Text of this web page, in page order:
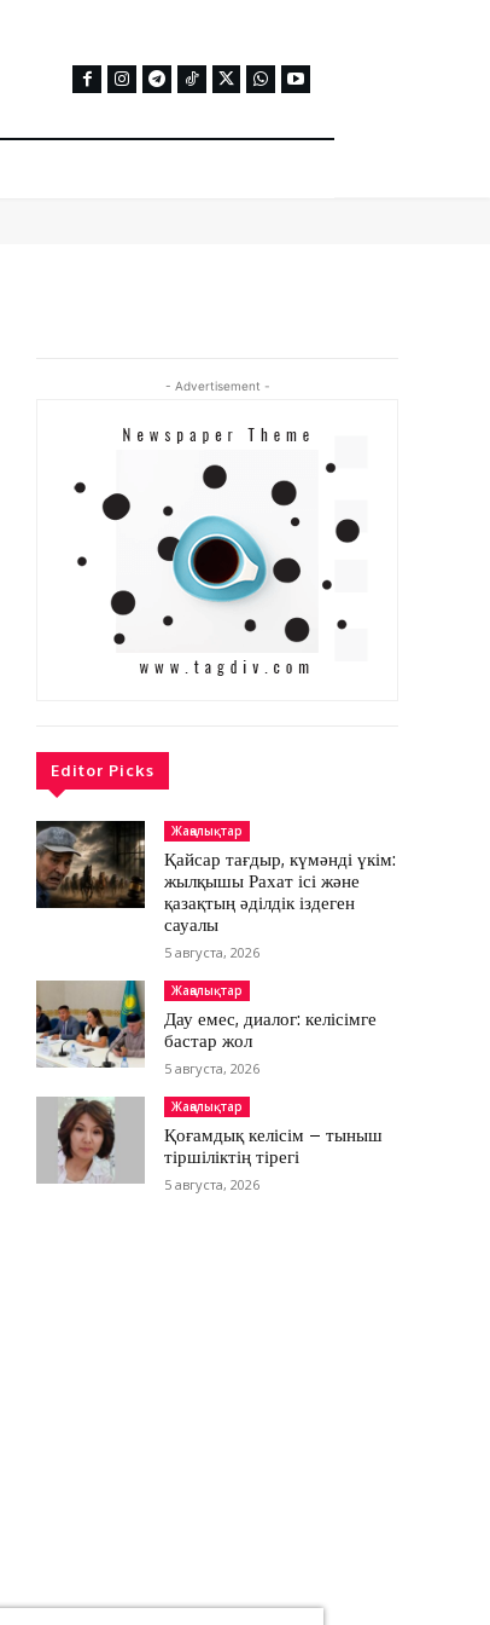
- Advertisement -
Editor Picks
Жаңалықтар
Қайсар тағдыр, күмәнді үкім:
жылқышы Рахат ісі және
қазақтың әділдік іздеген
сауалы
5 августа, 2026
Жаңалықтар
Дау емес, диалог: келісімге
бастар жол
5 августа, 2026
Жаңалықтар
Қоғамдық келісім – тыныш
тіршіліктің тірегі
5 августа, 2026